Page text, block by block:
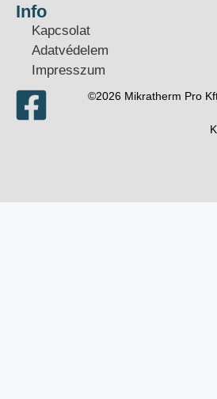
Info
Kapcsolat
Adatvédelem
Impresszum
©2026 Mikratherm Pro